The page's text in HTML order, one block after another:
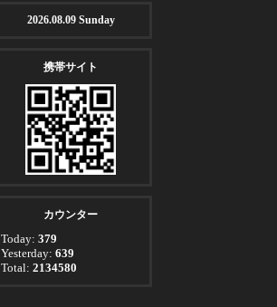
2026.08.09 Sunday
携帯サイト
カウンター
Today: 379
Yesterday: 639
Total: 2134580